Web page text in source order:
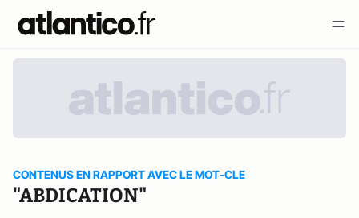
CONTENUS EN RAPPORT AVEC LE MOT-CLE
"ABDICATION"